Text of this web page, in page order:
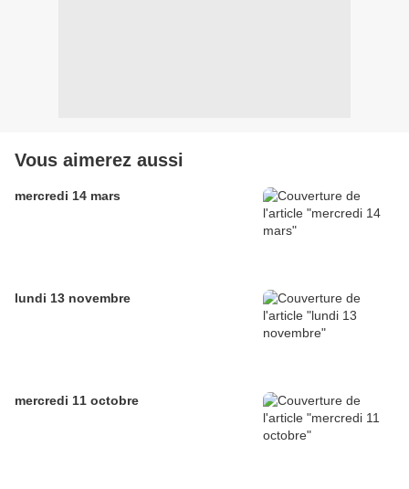
Vous aimerez aussi
mercredi 14 mars
lundi 13 novembre
mercredi 11 octobre